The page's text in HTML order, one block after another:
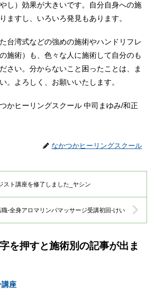
し）効果が大きいです。自分自身への施
ますし、いろいろ発見もあります。
台湾式などの強めの施術やハンドリフレ
施術）も、色々な人に施術して自分のも
さい。分からないこと困ったことは、ま
。よろしく、お願いいたします。
かヒーリングスクール 中司まゆみ/和正
なかつかヒーリングスクール
スト講座を修了しました_ヤシン
-全身アロマリンパマッサージ受講初回-けい
を押すと施術別の記事が出ま
講座